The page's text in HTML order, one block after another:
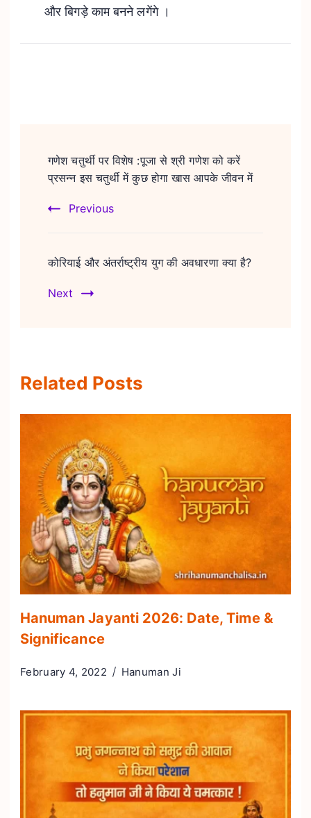
और बिगड़े काम बनने लगेंगे ।
Navigation
गणेश चतुर्थी पर विशेष :पूजा से श्री गणेश को करें
प्रसन्न इस चतुर्थी में कुछ होगा खास आपके जीवन में
Previous
कोरियाई और अंतर्राष्ट्रीय युग की अवधारणा क्या है?
Next
Related Posts
Hanuman Jayanti 2026: Date, Time &
Significance
February 4, 2022 Hanuman Ji